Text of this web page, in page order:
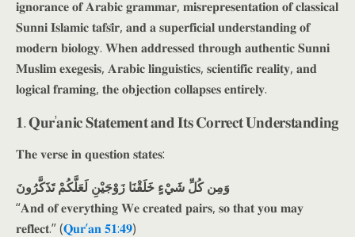
𝐢𝐠𝐧𝐨𝐫𝐚𝐧𝐜𝐞 𝐨𝐟 𝐀𝐫𝐚𝐛𝐢𝐜 𝐠𝐫𝐚𝐦𝐦𝐚𝐫, 𝐦𝐢𝐬𝐫𝐞𝐩𝐫𝐞𝐬𝐞𝐧𝐭𝐚𝐭𝐢𝐨𝐧 𝐨𝐟 𝐜𝐥𝐚𝐬𝐬𝐢𝐜𝐚𝐥
𝐒𝐮𝐧𝐧𝐢 𝐈𝐬𝐥𝐚𝐦𝐢𝐜 𝐭𝐚𝐟𝐬𝐢̄𝐫, 𝐚𝐧𝐝 𝐚 𝐬𝐮𝐩𝐞𝐫𝐟𝐢𝐜𝐢𝐚𝐥 𝐮𝐧𝐝𝐞𝐫𝐬𝐭𝐚𝐧𝐝𝐢𝐧𝐠 𝐨𝐟
𝐦𝐨𝐝𝐞𝐫𝐧 𝐛𝐢𝐨𝐥𝐨𝐠𝐲. 𝐖𝐡𝐞𝐧 𝐚𝐝𝐝𝐫𝐞𝐬𝐬𝐞𝐝 𝐭𝐡𝐫𝐨𝐮𝐠𝐡 𝐚𝐮𝐭𝐡𝐞𝐧𝐭𝐢𝐜 𝐒𝐮𝐧𝐧𝐢
𝐌𝐮𝐬𝐥𝐢𝐦 𝐞𝐱𝐞𝐠𝐞𝐬𝐢𝐬, 𝐀𝐫𝐚𝐛𝐢𝐜 𝐥𝐢𝐧𝐠𝐮𝐢𝐬𝐭𝐢𝐜𝐬, 𝐬𝐜𝐢𝐞𝐧𝐭𝐢𝐟𝐢𝐜 𝐫𝐞𝐚𝐥𝐢𝐭𝐲, 𝐚𝐧𝐝
𝐥𝐨𝐠𝐢𝐜𝐚𝐥 𝐟𝐫𝐚𝐦𝐢𝐧𝐠, 𝐭𝐡𝐞 𝐨𝐛𝐣𝐞𝐜𝐭𝐢𝐨𝐧 𝐜𝐨𝐥𝐥𝐚𝐩𝐬𝐞𝐬 𝐞𝐧𝐭𝐢𝐫𝐞𝐥𝐲.
𝟏. 𝐐𝐮𝐫’𝐚𝐧𝐢𝐜 𝐒𝐭𝐚𝐭𝐞𝐦𝐞𝐧𝐭 𝐚𝐧𝐝 𝐈𝐭𝐬 𝐂𝐨𝐫𝐫𝐞𝐜𝐭 𝐔𝐧𝐝𝐞𝐫𝐬𝐭𝐚𝐧𝐝𝐢𝐧𝐠
𝐓𝐡𝐞 𝐯𝐞𝐫𝐬𝐞 𝐢𝐧 𝐪𝐮𝐞𝐬𝐭𝐢𝐨𝐧 𝐬𝐭𝐚𝐭𝐞𝐬:
وَمِن كُلِّ شَيْءٍ خَلَقْنَا زَوْجَيْنِ لَعَلَّكُمْ تَذَكَّرُونَ
“𝐀𝐧𝐝 𝐨𝐟 𝐞𝐯𝐞𝐫𝐲𝐭𝐡𝐢𝐧𝐠 𝐖𝐞 𝐜𝐫𝐞𝐚𝐭𝐞𝐝 𝐩𝐚𝐢𝐫𝐬, 𝐬𝐨 𝐭𝐡𝐚𝐭 𝐲𝐨𝐮 𝐦𝐚𝐲
𝐫𝐞𝐟𝐥𝐞𝐜𝐭.” (𝐐𝐮𝐫’𝐚𝐧 𝟓𝟏:𝟒𝟗)